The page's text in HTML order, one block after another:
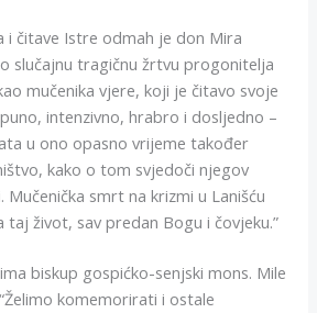
i čitave Istre odmah je don Mira
slučajnu tragičnu žrtvu progonitelja
mučenika vjere, koji je čitavo svoje
intenzivno, hrabro i dosljedno –
u ono opasno vrijeme također
kako o tom svjedoči njegov
Mučenička smrt na krizmi u Lanišću
taj život, sav predan Bogu i čovjeku.”
biskup gospićko-senjski mons. Mile
komemorirati i ostale